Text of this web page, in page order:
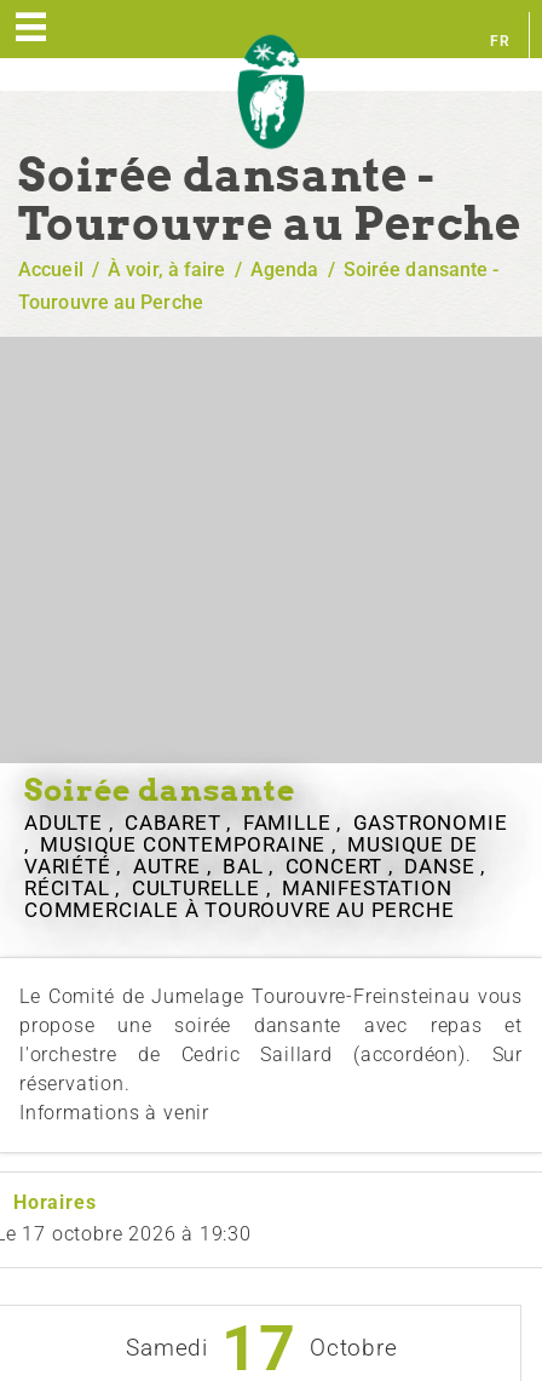
FR
Soirée dansante -
Tourouvre au Perche
Accueil / À voir, à faire / Agenda / Soirée dansante -
Tourouvre au Perche
Soirée dansante
ADULTE , CABARET , FAMILLE , GASTRONOMIE
, MUSIQUE CONTEMPORAINE , MUSIQUE DE
VARIÉTÉ , AUTRE , BAL , CONCERT , DANSE ,
RÉCITAL , CULTURELLE , MANIFESTATION
COMMERCIALE À TOUROUVRE AU PERCHE
Le Comité de Jumelage Tourouvre-Freinsteinau vous
propose une soirée dansante avec repas et
l'orchestre de Cedric Saillard (accordéon). Sur
réservation.
Informations à venir
Horaires
17 octobre 2026 à 19:30
Samedi 17 Octobre